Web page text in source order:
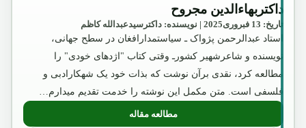
داکتربهاءالدین مجروح
تاریخ: 13 فبروری2025 | نویسنده: داکترسیدعبدالله کاظم
استاد عبدالرحمن پژواک ـ سیاستمدارافغان در سطح جهانی،
نویسنده و شاعرشهیر کشورـ وقتی کتاب "اژدهای خودی" را
مطالعه کرد، نقدی برآن نوشت که بذات خود یک شهکارادبی و
فلسفی است. متن مکمل این نوشته را خدمت تقدیم میدارم…
مطالعه مقاله: "اژدهای خودی" ـ اثر همیشه ماندگار